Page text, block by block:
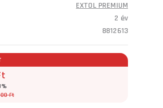
EXTOL PREMIUM
2 év
8812613
Ft